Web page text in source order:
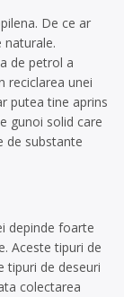
De ce ar
naturale.
de petrol a
reciclarea unei
putea tine aprins
gunoi solid care
de substante
depinde foarte
Aceste tipuri de
tipuri de deseuri
colectarea